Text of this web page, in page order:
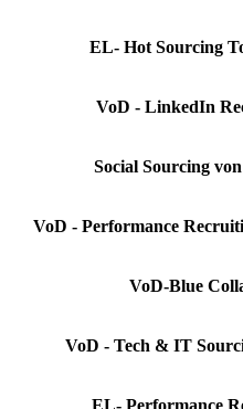
EL- Hot Sourcing
VoD - LinkedIn
Social Sourcing
VoD - Performance
VoD-Blue
VoD - Tech & IT
EL- Performance